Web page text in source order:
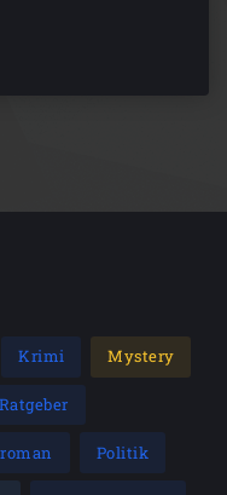
Krimi Mystery
Ratgeber
Politik